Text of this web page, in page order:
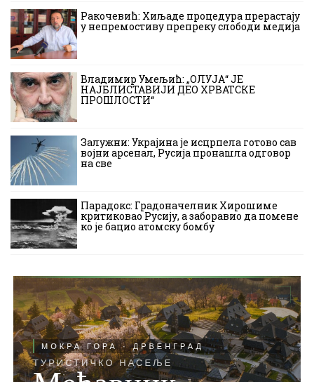
Ракочевић: Хиљаде процедура прерастају
у непремостиву препреку слободи медија
Владимир Умељић: „ОЛУЈА“ ЈЕ
НАЈБЛИСТАВИЈИ ДЕО ХРВАТСКЕ
ПРОШЛОСТИ“
Залужни: Украјина је исцрпела готово сав
војни арсенал, Русија пронашла одговор
на све
Парадокс: Градоначелник Хирошиме
критиковао Русију, а заборавио да помене
ко је бацио атомску бомбу